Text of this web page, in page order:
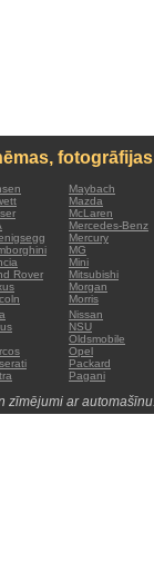
Maybach
Mazda
McLaren
Mercedes-Benz
Mercury
MG
Mini
Rover
Mitsubishi
Morgan
Morris
Nissan
NSU
Oldsmobile
Opel
Packard
Pagani
ar